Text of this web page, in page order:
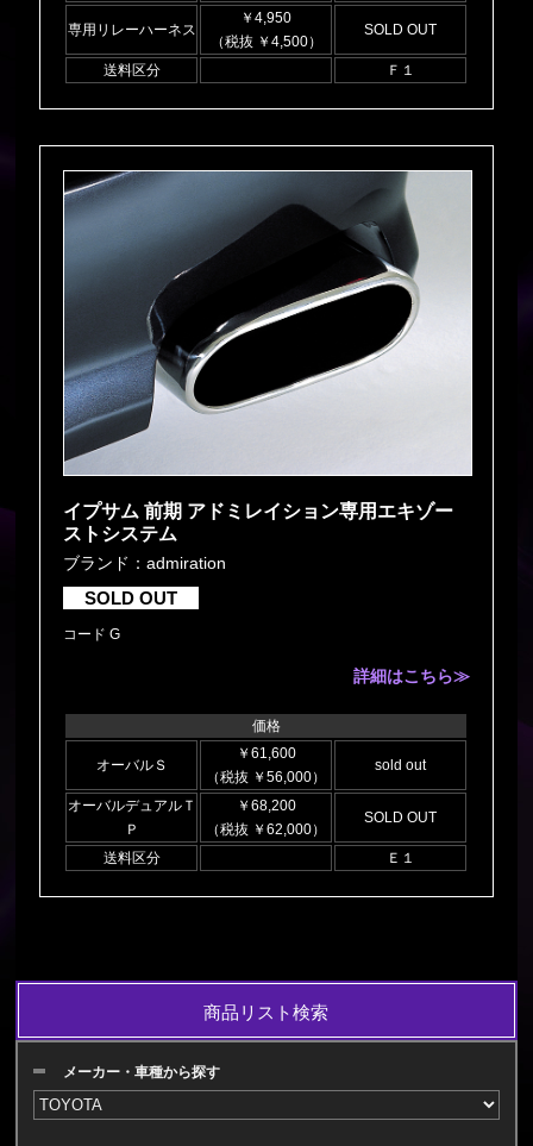
専用リレーハーネス
￥4,950
（税抜 ￥4,500）
SOLD OUT
送料区分 Ｆ１
イプサム 前期 アドミレイション専用エキゾー
ストシステム
ブランド：admiration
SOLD OUT
コード G
詳細はこちら≫
価格
オーバルＳ
￥61,600
（税抜 ￥56,000）
sold out
オーバルデュアルＴ
Ｐ
￥68,200
（税抜 ￥62,000）
SOLD OUT
送料区分 Ｅ１
商品リスト検索
メーカー・車種から探す